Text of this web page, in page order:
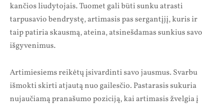
kančios liudytojais. Tuomet gali būti sunku atrasti
tarpusavio bendrystę, artimasis pas sergantįjį, kuris ir
taip patiria skausmą, ateina, atsinešdamas sunkius savo
išgyvenimus.
Artimiesiems reikėtų įsivardinti savo jausmus. Svarbu
išmokti skirti atjautą nuo gailesčio. Pastarasis sukuria
nujaučiamą pranašumo poziciją, kai artimasis žvelgia į